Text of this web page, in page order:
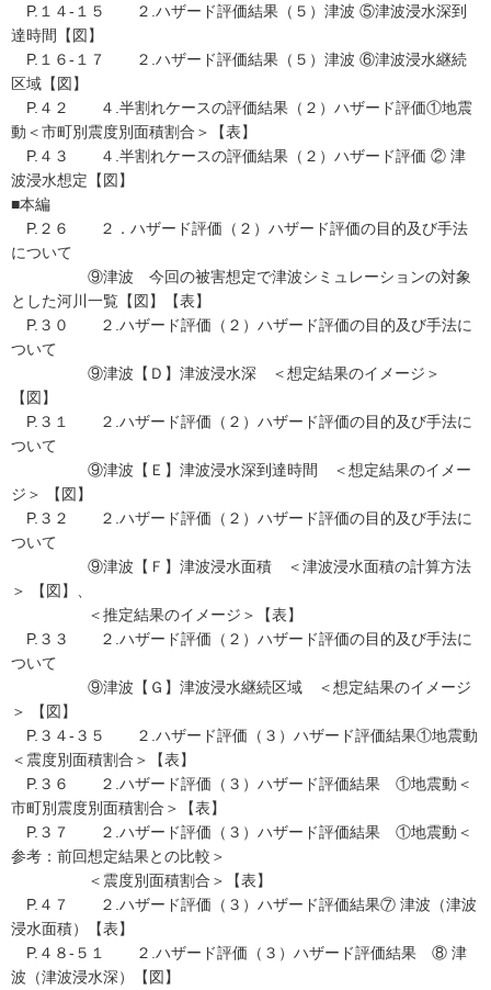
P.１４-１５ ２.ハザード評価結果（５）津波 ⑤津波浸水深到
達時間【図】
P.１６-１７ ２.ハザード評価結果（５）津波 ⑥津波浸水継続
区域【図】
P.４２ ４.半割れケースの評価結果（２）ハザード評価①地震
動＜市町別震度別面積割合＞【表】
P.４３ ４.半割れケースの評価結果（２）ハザード評価 ② 津
波浸水想定【図】
■本編
P.２６ ２．ハザード評価（２）ハザード評価の目的及び手法
について
⑨津波 今回の被害想定で津波シミュレーションの対象
とした河川一覧【図】【表】
P.３０ ２.ハザード評価（２）ハザード評価の目的及び手法に
ついて
⑨津波【Ｄ】津波浸水深 ＜想定結果のイメージ＞
【図】
P.３１ ２.ハザード評価（２）ハザード評価の目的及び手法に
ついて
⑨津波【Ｅ】津波浸水深到達時間 ＜想定結果のイメー
ジ＞ 【図】
P.３２ ２.ハザード評価（２）ハザード評価の目的及び手法に
ついて
⑨津波【Ｆ】津波浸水面積 ＜津波浸水面積の計算方法
＞ 【図】、
＜推定結果のイメージ＞【表】
P.３３ ２.ハザード評価（２）ハザード評価の目的及び手法に
ついて
⑨津波【Ｇ】津波浸水継続区域 ＜想定結果のイメージ
＞ 【図】
P.３４-３５ ２.ハザード評価（３）ハザード評価結果①地震動
＜震度別面積割合＞【表】
P.３６ ２.ハザード評価（３）ハザード評価結果 ①地震動＜
市町別震度別面積割合＞【表】
P.３７ ２.ハザード評価（３）ハザード評価結果 ①地震動＜
参考：前回想定結果との比較＞
＜震度別面積割合＞【表】
P.４７ ２.ハザード評価（３）ハザード評価結果⑦ 津波（津波
浸水面積）【表】
P.４８-５１ ２.ハザード評価（３）ハザード評価結果 ⑧ 津
波（津波浸水深）【図】